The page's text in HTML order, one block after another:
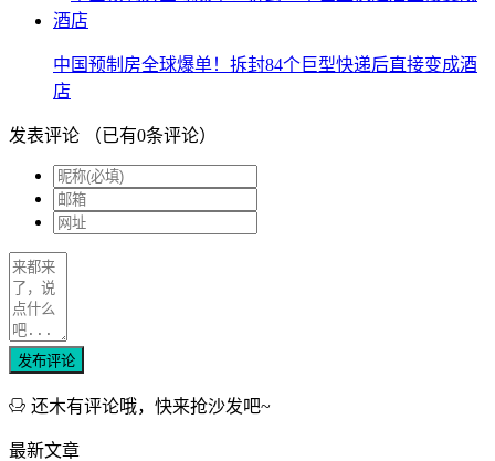
中国预制房全球爆单！拆封84个巨型快递后直接变成酒
店
发表评论 （已有0条评论）
发布评论
还木有评论哦，快来抢沙发吧~
最新文章